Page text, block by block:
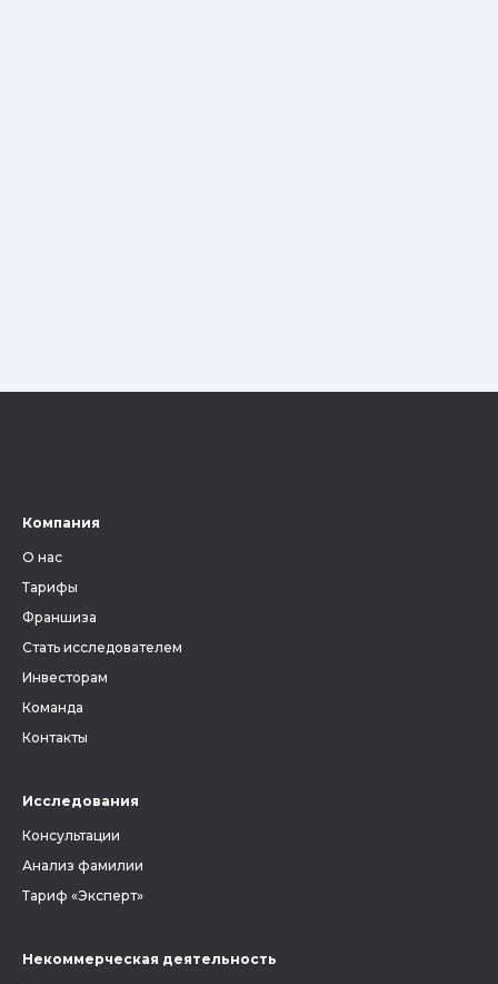
Компания
О нас
Тарифы
Франшиза
Стать исследователем
Инвесторам
Команда
Контакты
Исследования
Консультации
Анализ фамилии
Тариф «Эксперт»
Некоммерческая деятельность